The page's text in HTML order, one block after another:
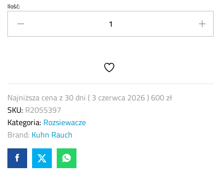
R2055397
Kuhn
Rauch
tarczy
rozsiewacza
AXIS
quantity
Ilość:
Najniższa cena z 30 dni (3 czerwca 2026)600zł
SKU: R2055397
Kategoria: Rozsiewacze
Brand: Kuhn Rauch